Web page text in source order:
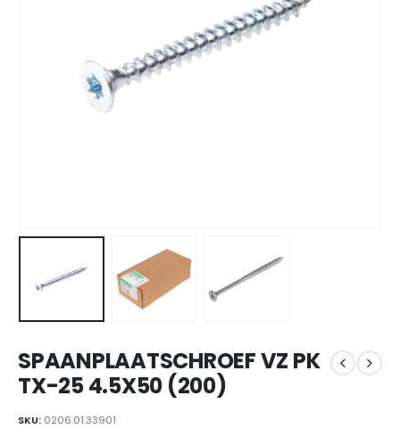
SPAANPLAATSCHROEF VZ PK
TX-25 4.5X50 (200)
SKU: 0206.01.33901